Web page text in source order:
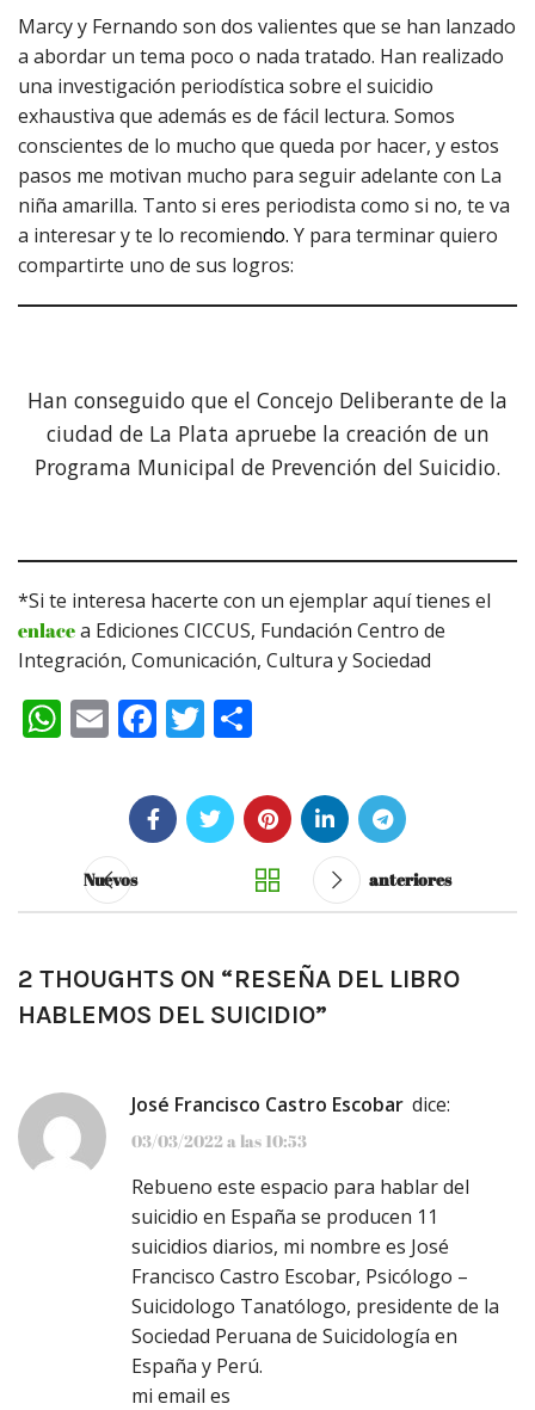
Marcy y Fernando son dos valientes que se han lanzado
a abordar un tema poco o nada tratado. Han realizado
una investigación periodística sobre el suicidio
exhaustiva que además es de fácil lectura. Somos
conscientes de lo mucho que queda por hacer, y estos
pasos me motivan mucho para seguir adelante con La
niña amarilla. Tanto si eres periodista como si no, te va
a interesar y te lo recomiendo. Y para terminar quiero
compartirte uno de sus logros:
Han conseguido que el Concejo Deliberante de la
ciudad de La Plata apruebe la creación de un
Programa Municipal de Prevención del Suicidio.
*Si te interesa hacerte con un ejemplar aquí tienes el
enlacea Ediciones CICCUS, Fundación Centro de
Integración, Comunicación, Cultura y Sociedad
WhatsApp
EmailFacebook
Twitter
Nuevos anteriores
2 THOUGHTS ON “RESEÑA DEL LIBRO
HABLEMOS DEL SUICIDIO”
José Francisco Castro Escobar dice:
03/03/2022 a las 10:53
Rebueno este espacio para hablar del
suicidio en España se producen 11
suicidios diarios, mi nombre es José
Francisco Castro Escobar, Psicólogo –
Suicidologo Tanatólogo, presidente de la
Sociedad Peruana de Suicidología en
España y Perú.
mi email es